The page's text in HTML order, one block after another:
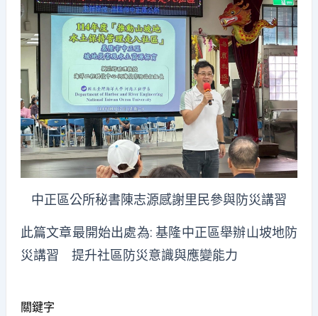
中正區公所秘書陳志源感謝里民參與防災講習
此篇文章最開始出處為:基隆中正區舉辦山坡地防
災講習 提升社區防災意識與應變能力
關鍵字